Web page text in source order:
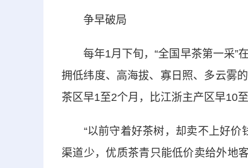
争早破局
每年1月下旬，“全国早茶第一采”
拥低纬度、高海拔、寡日照、多云雾
茶区早1至2个月，比江浙主产区早10
“以前守着好茶树，却卖不上好价钱
渠道少，优质茶青只能低价卖给外地